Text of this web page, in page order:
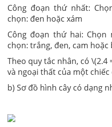
Công đoạn thứ nhất:
chọn: đen hoặc xám
Công đoạn thứ hai: Chọn
chọn: trắng, đen, cam hoặc
Theo quy tắc nhân, có \(2.4
và ngoại thất của một
b) Sơ đồ hình cây có dạng